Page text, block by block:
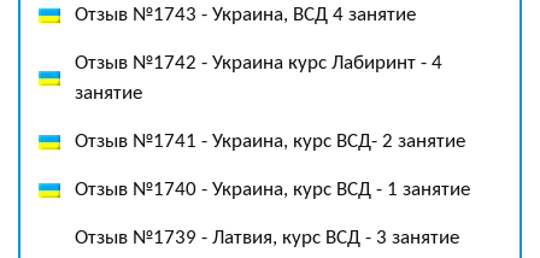
Отзыв №1743 - Украина, ВСД 4 занятие
Отзыв №1742 - Украина курс Лабиринт - 4
занятие
Отзыв №1741 - Украина, курс ВСД- 2 занятие
Отзыв №1740 - Украина, курс ВСД - 1 занятие
Отзыв №1739 - Латвия, курс ВСД - 3 занятие